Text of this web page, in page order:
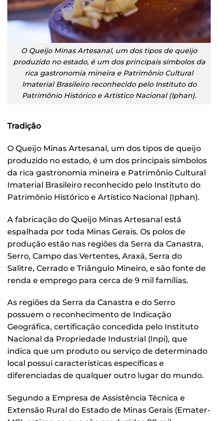
O Queijo Minas Artesanal, um dos tipos de queijo
produzido no estado, é um dos principais símbolos da
rica gastronomia mineira e Patrimônio Cultural
Imaterial Brasileiro reconhecido pelo Instituto do
Patrimônio Histórico e Artístico Nacional (Iphan).
Tradição
O Queijo Minas Artesanal, um dos tipos de queijo
produzido no estado, é um dos principais símbolos
da rica gastronomia mineira e Patrimônio Cultural
Imaterial Brasileiro reconhecido pelo Instituto do
Patrimônio Histórico e Artístico Nacional (Iphan).
A fabricação do Queijo Minas Artesanal está
espalhada por toda Minas Gerais. Os polos de
produção estão nas regiões da Serra da Canastra,
Serro, Campo das Vertentes, Araxá, Serra do
Salitre, Cerrado e Triângulo Mineiro, e são fonte de
renda e emprego para cerca de 9 mil famílias.
As regiões da Serra da Canastra e do Serro
possuem o reconhecimento de Indicação
Geográfica, certificação concedida pelo Instituto
Nacional da Propriedade Industrial (Inpi), que
indica que um produto ou serviço de determinado
local possui características específicas e
diferenciadas de qualquer outro lugar do mundo.
Segundo a Empresa de Assistência Técnica e
Extensão Rural do Estado de Minas Gerais (Emater-